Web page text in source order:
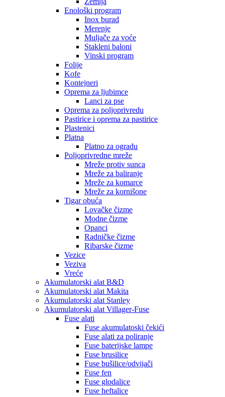
Enološki program
Inox burad
Merenje
Muljače za voće
Stakleni baloni
Vinski program
Folije
Kofe
Kontejneri
Oprema za ljubimce
Lanci za pse
Oprema za poljoprivredu
Pastirice i oprema za pastirice
Plastenici
Platna
Platno za ogradu
Poljoprivredne mreže
Mreže protiv sunca
Mreže za baliranje
Mreže za komarce
Mreže za kornišone
Tigar obuća
Lovačke čizme
Modne čizme
Opanci
Radničke čizme
Ribarske čizme
Vezice
Veziva
Vreće
Akumulatorski alat B&D
Akumulatorski alat Makita
Akumulatorski alat Stanley
Akumulatorski alat Villager-Fuse
Fuse alati
Fuse akumulatoski čekići
Fuse alati za poliranje
Fuse baterijske lampe
Fuse brusilice
Fuse bušilice/odvijači
Fuse fen
Fuse glodalice
Fuse heftalice